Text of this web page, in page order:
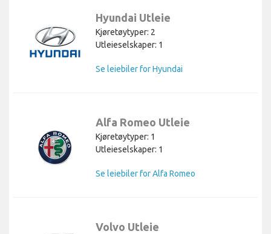
Hyundai Utleie
Kjøretøytyper: 2
Utleieselskaper: 1
Se leiebiler for Hyundai
Alfa Romeo Utleie
Kjøretøytyper: 1
Utleieselskaper: 1
Se leiebiler for Alfa Romeo
Volvo Utleie